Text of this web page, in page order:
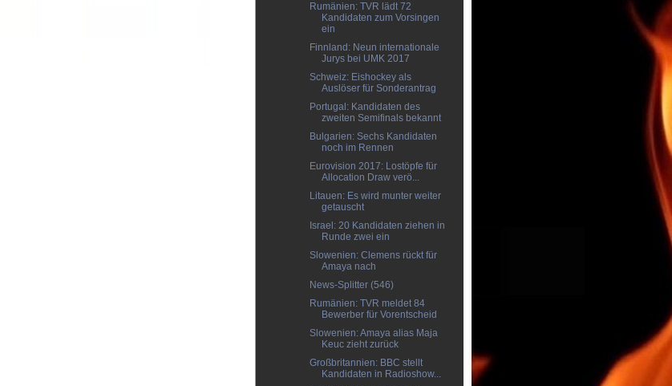
Rumänien: TVR lädt 72
Kandidaten zum Vorsingen
ein
Finnland: Neun internationale
Jurys bei UMK 2017
Schweiz: Eishockey als
Auslöser für Sonderantrag
Portugal: Kandidaten des
zweiten Semifinals bekannt
Bulgarien: Sechs Kandidaten
noch im Rennen
Eurovision 2017: Lostöpfe für
Allocation Draw verö...
Litauen: Es wird munter weiter
getauscht
Israel: 20 Kandidaten ziehen in
Runde zwei ein
Slowenien: Clemens rückt für
Amaya nach
News-Splitter (546)
Rumänien: TVR meldet 84
Bewerber für Vorentscheid
Slowenien: Amaya alias Maja
Keuc zieht zurück
Großbritannien: BBC stellt
Kandidaten in Radioshow...